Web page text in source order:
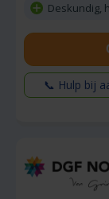
Deskundig,
📞 Hulp bij